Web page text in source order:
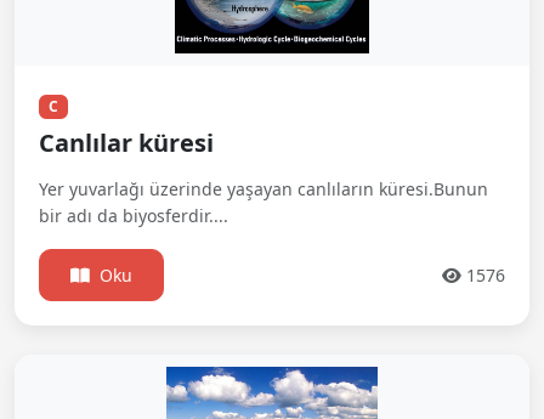
C
Canlılar küresi
Yer yuvarlağı üzerinde yaşayan canlıların küresi.Bunun
bir adı da biyosferdir....
Oku 1576